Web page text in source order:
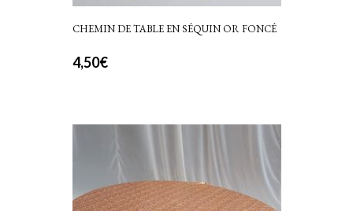
CHEMIN DE TABLE EN SÉQUIN OR FONCÉ
4,50€